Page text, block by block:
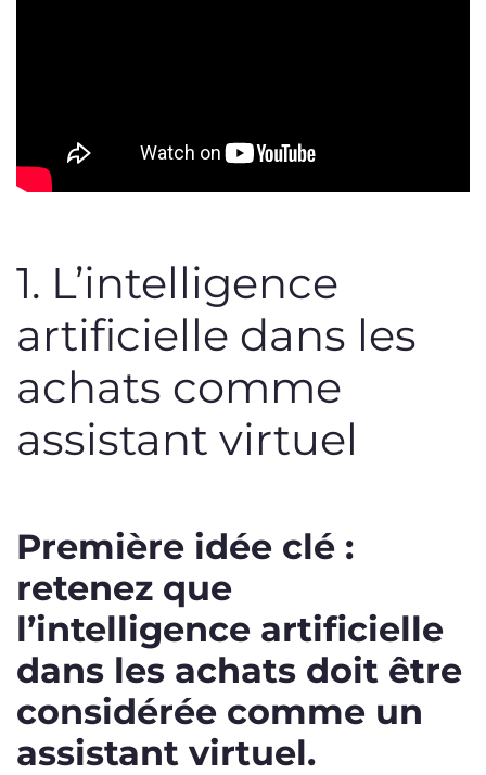
1. L’intelligence
artificielle dans les
achats comme
assistant virtuel
Première idée clé :
retenez que
l’intelligence artificielle
dans les achats doit être
considérée comme un
assistant virtuel.